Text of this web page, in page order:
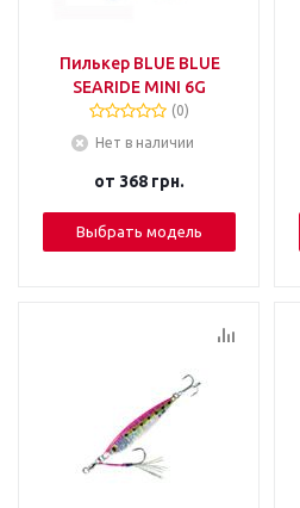
Пилькер BLUE BLUE
SEARIDE MINI 6G
(0)
Нет в наличии
от 368 грн.
Выбрать модель